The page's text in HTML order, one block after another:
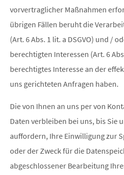
vorvertraglicher Maßnahmen
übrigen Fällen beruht die
(Art. 6 Abs. 1 lit. a DSGVO) und /
berechtigten Interessen (Art. 6
berechtigtes Interesse an der
uns gerichteten Anfragen haben.
Die von Ihnen an uns per von
Daten verbleiben bei uns, bis Sie
auffordern, Ihre Einwilligung zur
oder der Zweck für die
abgeschlossener Bearbeitung